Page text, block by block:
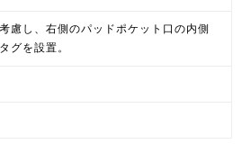
慮し、右側のパッドポケット口の内側
グを設置。